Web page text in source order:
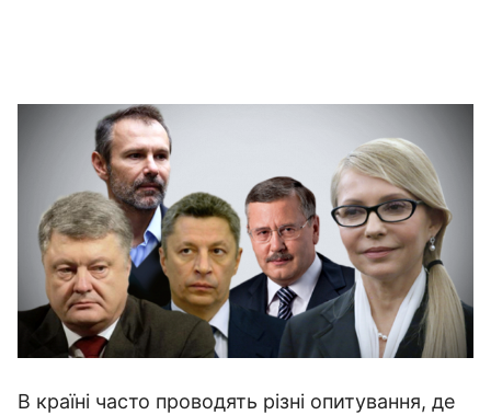
В країні часто проводять різні опитування, де